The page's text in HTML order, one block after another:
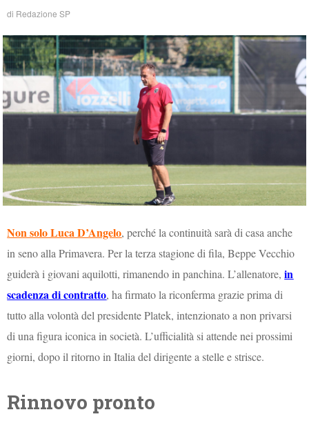
di Redazione SP
Non solo Luca D’Angelo, perché la continuità sarà di casa anche
in seno alla Primavera. Per la terza stagione di fila, Beppe Vecchio
guiderà i giovani aquilotti, rimanendo in panchina. L’allenatore,in
scadenza di contratto, ha firmato la riconferma grazie prima di
tutto alla volontà del presidente Platek, intenzionato a non privarsi
di una figura iconica in società. L’ufficialità si attende nei prossimi
giorni, dopo il ritorno in Italia del dirigente a stelle e strisce.
Rinnovo pronto